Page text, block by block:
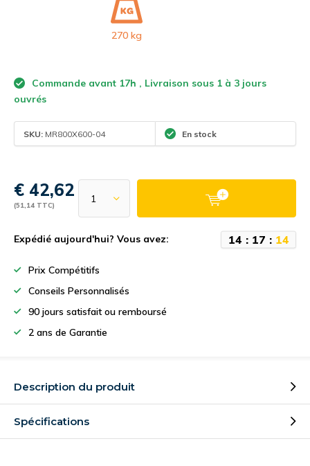
270 kg
Commande avant 17h , Livraison sous 1 à 3 jours
ouvrés
SKU: MR800X600-04 En stock
€ 42,62
(51,14 TTC)
Expédié aujourd'hui? Vous avez: 14 : 17 : 14
Prix Compétitifs
Conseils Personnalisés
90 jours satisfait ou remboursé
2 ans de Garantie
Description du produit
Spécifications